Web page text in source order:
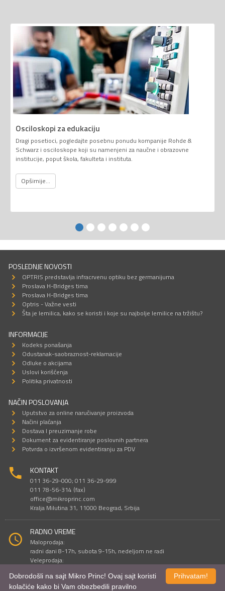
Osciloskopi za edukaciju
Dragi posetioci, pogledajte posebnu ponudu kompanije Rohde &
Schwarz i osciloskope koji su namenjeni za naučne i obrazovne
institucije, poput škola, fakulteta i instituta.
Opširnije...
POSLEDNJE NOVOSTI
OPTRIS predstavlja infracrvenu optiku bez germanijuma
Proslava H-Bridges tima
Proslava H-Bridges tima
Optris - Važne vesti
Šta je lemilica, kako se koristi i koje su najbolje lemilice na tržištu?
INFORMACIJE
Kodeks ponašanja
Odustanak-saobraznost-reklamacije
Odluke o akcijama
Uslovi korišćenja
Politika privatnosti
NAČIN POSLOVANJA
Uputstvo za online naručivanje proizvoda
Načini plaćanja
Dostava I preuzimanje robe
Dokument za evidentiranje poslovnih partnera
Potvrda o izvršenom evidentiranju za PDV
KONTAKT
011 36-29-000; 011 36-29-999
011 78-56-314 (fax)
office@mikroprinc.com
Kralja Milutina 31, 11000 Beograd, Srbija
RADNO VREME
Maloprodaja:
radni dani 8-17h, subota 9-15h, nedeljom ne radi
Veleprodaja:
Prihvatam!
Dobrodošli na sajt Mikro Princ! Ovaj sajt koristi
kolačiće kako bi Vam obezbedili pravilno